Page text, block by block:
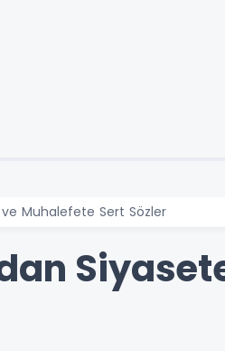
Muhalefete Sert Sözler